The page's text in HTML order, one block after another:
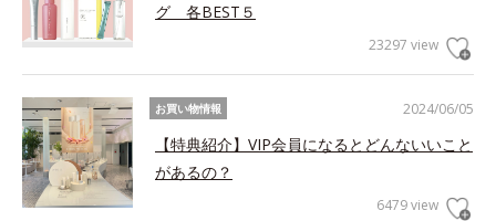
グ 各BEST５
23297 view
2024/06/05
お買い物情報
【特典紹介】VIP会員になるとどんないいこと
があるの？
6479 view